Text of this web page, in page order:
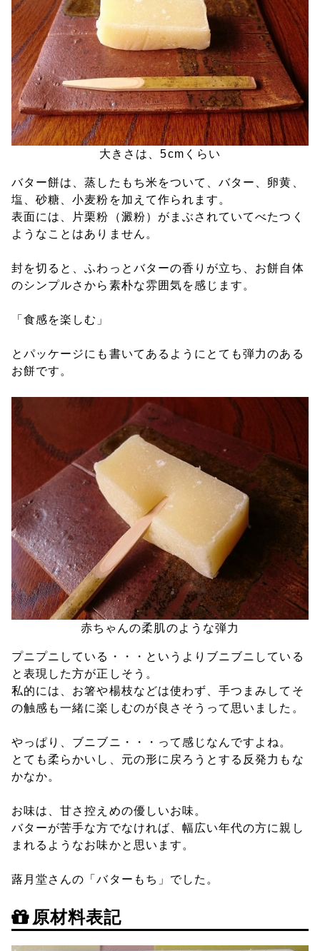
大きさは、5cmくらい
バター餅は、蒸したもち米をついて、バター、卵黄、
塩、砂糖、小麦粉を加えて作られます。
表面には、片栗粉（澱粉）がまぶされていてべたつく
ようなことはありません。
封を切ると、ふわっとバターの香りが立ち、お餅自体
のシンプルさから素朴な雰囲気を感じます。
「食感を楽しむ」
とパッケージにも書いてあるようにとても弾力のある
お餅です。
赤ちゃんの柔肌のような弾力
プニプニしている・・・というよりブニブニしている
と表現した方が正しそう。
私的には、お箸や楊枝などは使わず、手つまみしてそ
の触感も一緒に楽しむのが良さそうって思いました。
やっぱり、ブニブニ・・・って感じなんですよね。
とても柔らかいし、元の形に戻ろうとする反発力もな
かなか。
お味は、甘さ控えめの優しいお味。
バターが苦手な方でなければ、幅広い年代の方に親し
まれるようなお味かと思います。
蕗月堂さんの「バターもち」でした。
原材料表記